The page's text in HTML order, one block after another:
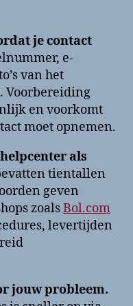
je contact
e-
van het
Voorbereiding
en voorkomt
moet opnemen.
als
tientallen
geven
zoalsBol.com
levertijden
jouw probleem.